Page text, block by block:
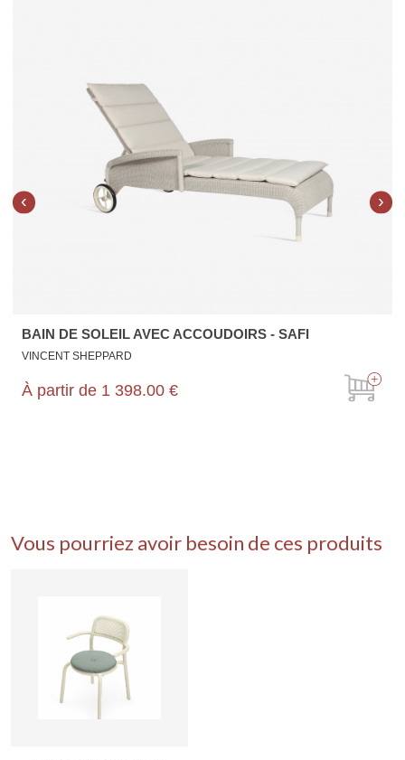
BAIN DE SOLEIL AVEC ACCOUDOIRS - SAFI
VINCENT SHEPPARD
À partir de 1 398.00 €
‹ ›
Vous pourriez avoir besoin de ces produits